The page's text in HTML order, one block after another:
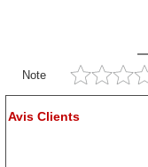
Note
Avis Clients